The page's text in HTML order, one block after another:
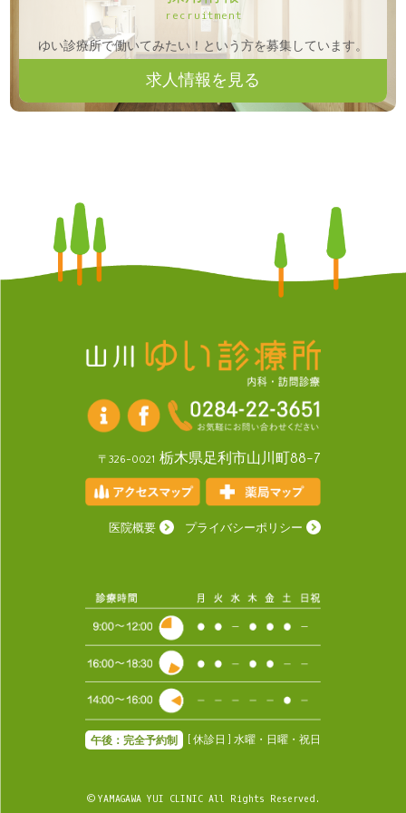
recruitment
ゆい診療所で働いてみたい！という方を募集しています。
求人情報を見る
〒326-0021 栃木県足利市山川町88-7
プライバシーポリシー
医院概要
午後：完全予約制 [ 休診日 ] 水曜・日曜・祝日
© YAMAGAWA YUI CLINIC All Rights Reserved.